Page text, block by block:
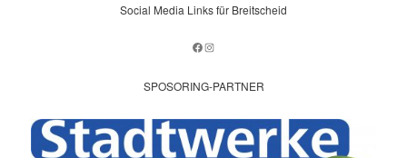
Social Media Links für Breitscheid
Facebook
Instagram
SPOSORING-PARTNER